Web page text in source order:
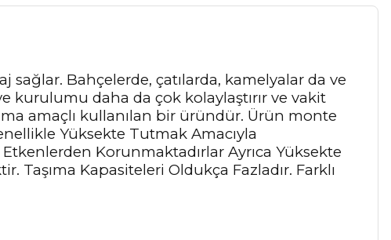
Bahçelerde, çatılarda, kamelyalar da ve
kurulumu daha da çok kolaylaştırır ve vakit
amaçlı kullanılan bir üründür. Ürün monte
Yüksekte Tutmak Amacıyla
Korunmaktadırlar Ayrıca Yüksekte
Taşıma Kapasiteleri Oldukça Fazladır. Farklı